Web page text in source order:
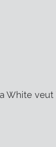
White veut